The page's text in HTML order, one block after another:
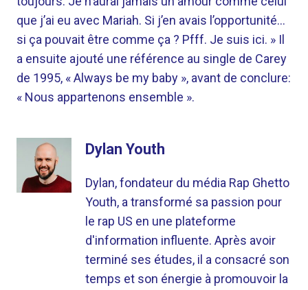
que j’ai eu avec Mariah. Si j’en avais l’opportunité…
si ça pouvait être comme ça ? Pfff. Je suis ici. » Il
a ensuite ajouté une référence au single de Carey
de 1995, « Always be my baby », avant de conclure:
« Nous appartenons ensemble ».
Dylan Youth
Dylan, fondateur du média Rap Ghetto
Youth, a transformé sa passion pour
le rap US en une plateforme
d'information influente. Après avoir
terminé ses études, il a consacré son
temps et son énergie à promouvoir la